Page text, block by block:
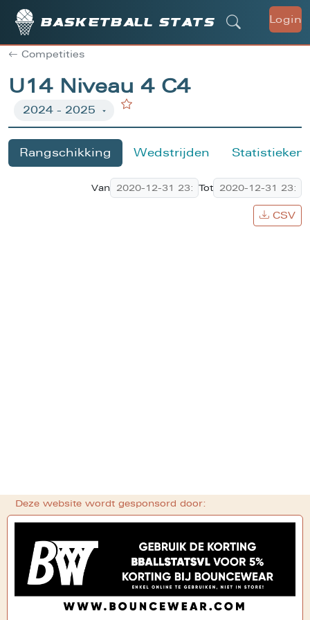
Basketball stats Login
Competities
U14 Niveau 4 C4
Rangschikking Wedstrijden Statistieken
Van Tot
CSV
Deze website wordt gesponsord door: